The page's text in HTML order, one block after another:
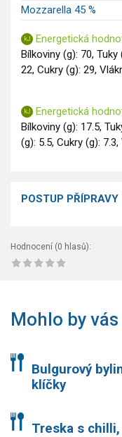
GLP-1 recepty
Mozzarella 45 %
Energetická
Bílkoviny (g): 70, Tuky
22, Cukry (g): 29,
Energetická
Bílkoviny (g): 17.5,
(g): 5.5, Cukry (g):
POSTUP PŘÍPRAVY
Hodnocení (0 hlasů):
Mohlo by
Bulgurový
klíčky
Treska s